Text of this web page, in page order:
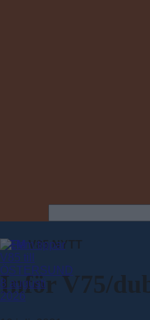
HEM V85 NYTT
Inför V75/